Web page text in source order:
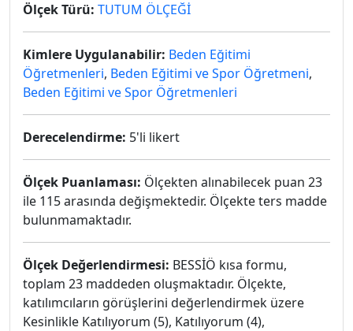
Ölçek Türü: TUTUM ÖLÇEĞİ
Kimlere Uygulanabilir: Beden Eğitimi
Öğretmenleri, Beden Eğitimi ve Spor Öğretmeni,
Beden Eğitimi ve Spor Öğretmenleri
Derecelendirme: 5'li likert
Ölçek Puanlaması: Ölçekten alınabilecek puan 23
ile 115 arasında değişmektedir. Ölçekte ters madde
bulunmamaktadır.
Ölçek Değerlendirmesi: BESSİÖ kısa formu,
toplam 23 maddeden oluşmaktadır. Ölçekte,
katılımcıların görüşlerini değerlendirmek üzere
Kesinlikle Katılıyorum (5), Katılıyorum (4),